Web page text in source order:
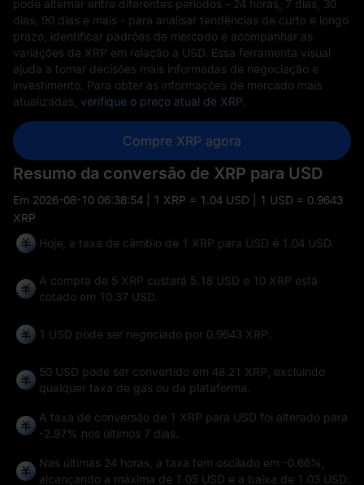
pode alternar entre diferentes períodos - 24 horas, 7 dias, 30
dias, 90 dias e mais - para analisar tendências de curto e longo
prazo, identificar padrões de mercado e acompanhar as
variações de XRP em relação a USD. Essa ferramenta visual
ajuda a tomar decisões mais informadas de negociação e
investimento. Para obter as informações de mercado mais
atualizadas, verifique o preço atual de XRP.
Compre XRP agora
Resumo da conversão de XRP para USD
Em 2026-08-10 06:38:54 | 1 XRP = 1.04 USD | 1 USD = 0.9643
XRP
Hoje, a taxa de câmbio de 1 XRP para USD é 1.04 USD.
A compra de 5 XRP custará 5.18 USD e 10 XRP está
cotado em 10.37 USD.
1 USD pode ser negociado por 0.9643 XRP.
50 USD pode ser convertido em 48.21 XRP, excluindo
qualquer taxa de gas ou da plataforma.
A taxa de conversão de 1 XRP para USD foi alterado para
-2.97% nos últimos 7 dias.
Nas últimas 24 horas, a taxa tem oscilado em -0.66%,
alcançando a máxima de 1.05 USD e a baixa de 1.03 USD.